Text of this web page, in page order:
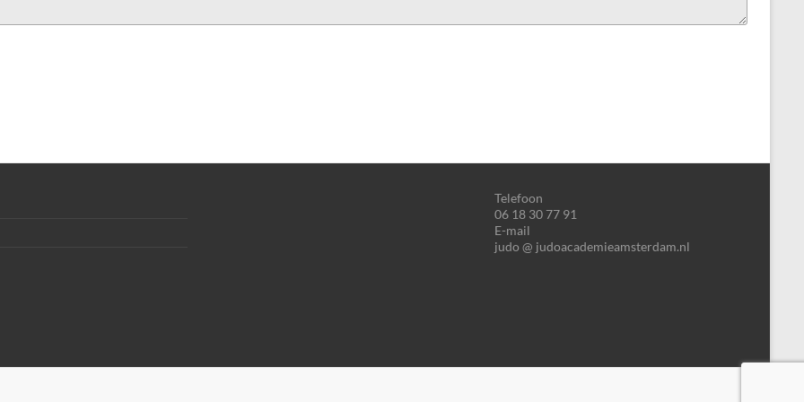
Telefoon
06 18 30 77 91
E-mail
judo @ judoacademieamsterdam.nl